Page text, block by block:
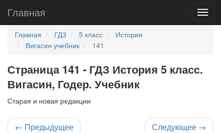
Главная
Главная ГДЗ 5 класс
История
Вигасин учебник
141
Страница 141 - ГДЗ История 5 класс.
Вигасин, Годер. Учебник
Старая и новая редакции
← Предыдущее Следующее →